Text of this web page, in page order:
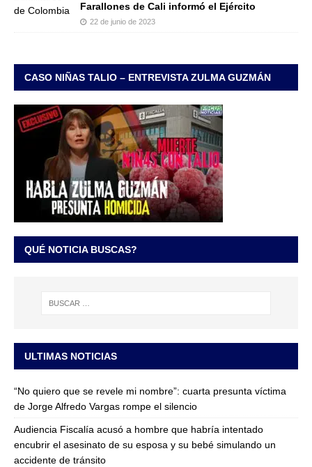
Farallones de Cali informó el Ejército
22 de junio de 2023
CASO NIÑAS TALIO – ENTREVISTA ZULMA GUZMÁN
QUÉ NOTICIA BUSCAS?
ULTIMAS NOTICIAS
“No quiero que se revele mi nombre”: cuarta presunta víctima
de Jorge Alfredo Vargas rompe el silencio
Audiencia Fiscalía acusó a hombre que habría intentado
encubrir el asesinato de su esposa y su bebé simulando un
accidente de tránsito